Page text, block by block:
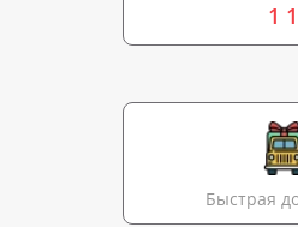
1
Быстрая